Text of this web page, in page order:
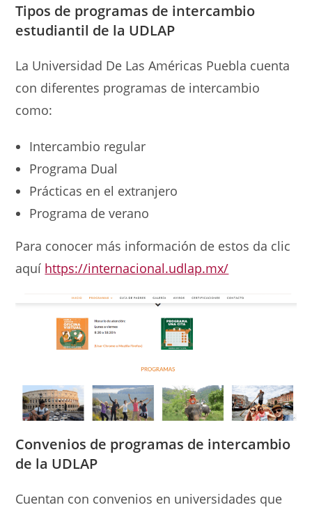
Tipos de programas de intercambio
estudiantil de la UDLAP
La Universidad De Las Américas Puebla cuenta
con diferentes programas de intercambio
como:
Intercambio regular
Programa Dual
Prácticas en el extranjero
Programa de verano
Para conocer más información de estos da clic
aquí https://internacional.udlap.mx/
Convenios de programas de intercambio
de la UDLAP
Cuentan con convenios en universidades que